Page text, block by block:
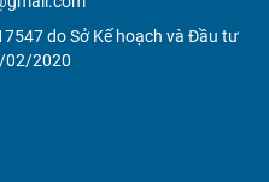
do Sở Kế hoạch và Đầu tư
02/2020